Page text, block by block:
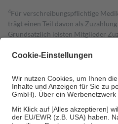
4Für verschreibungspflichtige
trägt einen Teil davon als
Grundsätzlich leisten Mitglieder
Diese Regeln gelten grundsätzlich
Um das Engagement der
• Kindern und Jugendlichen bis
• Untersuchungen zur Vorsorge
• empfohlenen Schutzimpfungen
• Harn- und Blutteststreifen